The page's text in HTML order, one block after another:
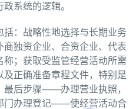
系统的逻辑。
：战略性地选择与长期业务
商独资企业、合资企业、代表
；获取受监管经营活动所需
正确准备章程文件，特别是
最后步骤——办理营业执照，
门办理登记——使经营活动合